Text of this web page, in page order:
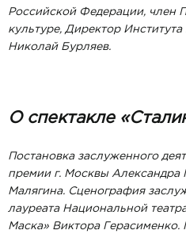
Российской Федерации, член
культуре, Директор
Николай Бурляев.
О спектакле
Постановка заслуженного
премии г. Москвы Александра
Малягина. Сценография
лауреата Национальной
Маска» Виктора Герасименко.